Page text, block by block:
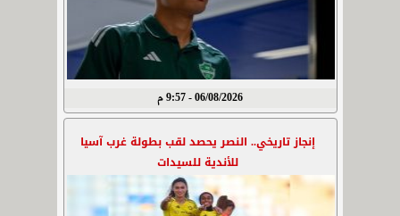
06/08/2026 - 9:57 م
إنجاز تاريخي.. النصر يحصد لقب بطولة غرب آسيا
للأندية للسيدات